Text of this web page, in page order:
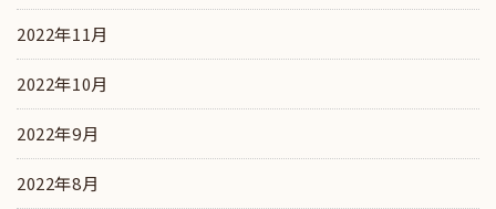
2022年11月
2022年10月
2022年9月
2022年8月